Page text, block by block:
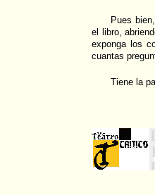
Pues
el libro,
exponga los
cuantas
Tiene la